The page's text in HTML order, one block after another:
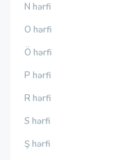
N hərfi
O hərfi
Ö hərfi
P hərfi
R hərfi
S hərfi
Ş hərfi